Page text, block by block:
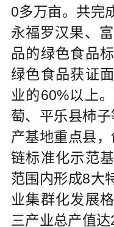
0多万亩。共完
永福罗汉果、
品的绿色食品
绿色食品获证
业的60%以上
萄、平乐县柿
产基地重点县
链标准化示范
范围内形成8大
业集群化发展
三产业总产值